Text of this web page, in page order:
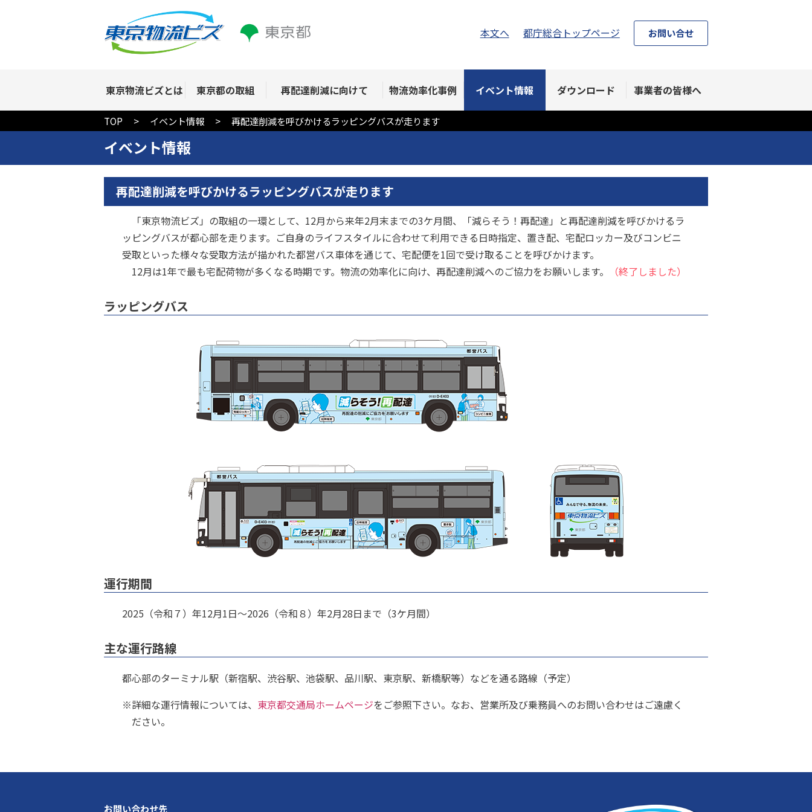
本文へ 都庁総合トップページ お問い合せ
東京物流ビズとは 東京都の取組 再配達削減に向けて 物流効率化事例 イベント情報 ダウンロード 事業者の皆様へ
TOP イベント情報 再配達削減を呼びかけるラッピングバスが走ります
イベント情報
再配達削減を呼びかけるラッピングバスが走ります
「東京物流ビズ」の取組の一環として、12月から来年2月末までの3ケ月間、「減らそう！再配達」と再配達削減を呼びかけるラ
ッピングバスが都心部を走ります。ご自身のライフスタイルに合わせて利用できる日時指定、置き配、宅配ロッカー及びコンビニ
受取といった様々な受取方法が描かれた都営バス車体を通じて、宅配便を1回で受け取ることを呼びかけます。
12月は1年で最も宅配荷物が多くなる時期です。物流の効率化に向け、再配達削減へのご協力をお願いします。
（終了しました）
ラッピングバス
運行期間
2025（令和７）年12月1日～2026（令和８）年2月28日まで（3ケ月間）
主な運行路線
都心部のターミナル駅（新宿駅、渋谷駅、池袋駅、品川駅、東京駅、新橋駅等）などを通る路線（予定）
※詳細な運行情報については、 東京都交通局ホームページをご参照下さい。なお、営業所及び乗務員へのお問い合わせはご遠慮く
ださい。
お問い合わせ先